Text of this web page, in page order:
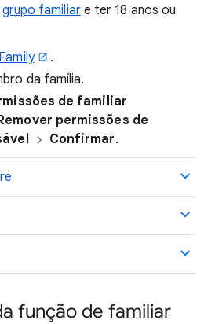
grupo familiare ter 18 anos ou
.
da família.
de familiar
permissões de
Confirmar.
função de familiar